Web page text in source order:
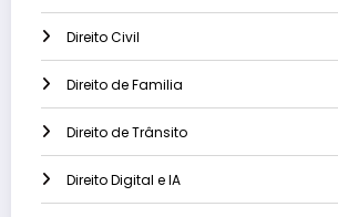
Direito Civil
Direito de Familia
Direito de Trânsito
Direito Digital e IA